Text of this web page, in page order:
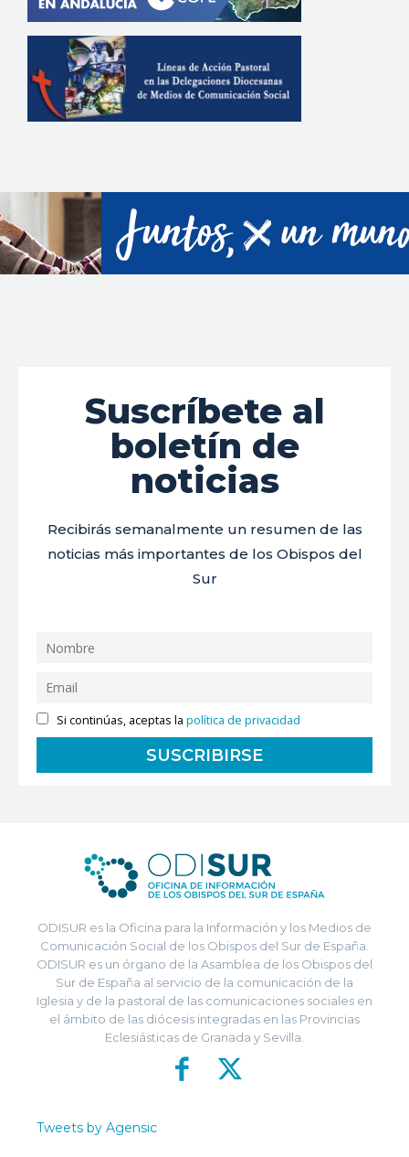
Suscríbete al
boletín de
noticias
Recibirás semanalmente un resumen de las
noticias más importantes de los Obispos del
Sur
Si continúas, aceptas lapolítica de privacidad
ODISUR es la Oficina para la Información y los Medios de
Comunicación Social de los Obispos del Sur de España.
ODISUR es un órgano de la Asamblea de los Obispos del
Sur de España al servicio de la comunicación de la
Iglesia y de la pastoral de las comunicaciones sociales en
el ámbito de las diócesis integradas en las Provincias
Eclesiásticas de Granada y Sevilla.
Tweets by Agensic